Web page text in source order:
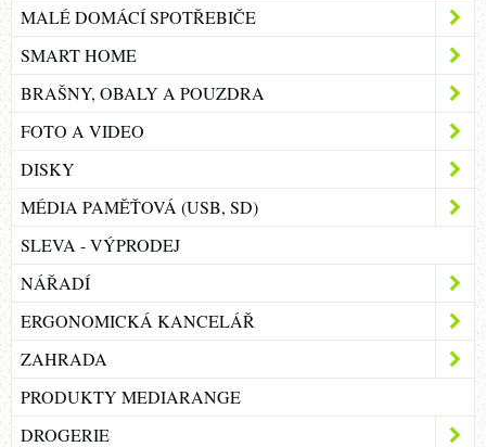
MALÉ DOMÁCÍ SPOTŘEBIČE
SMART HOME
BRAŠNY, OBALY A POUZDRA
FOTO A VIDEO
DISKY
MÉDIA PAMĚŤOVÁ (USB, SD)
SLEVA - VÝPRODEJ
NÁŘADÍ
ERGONOMICKÁ KANCELÁŘ
ZAHRADA
PRODUKTY MEDIARANGE
DROGERIE